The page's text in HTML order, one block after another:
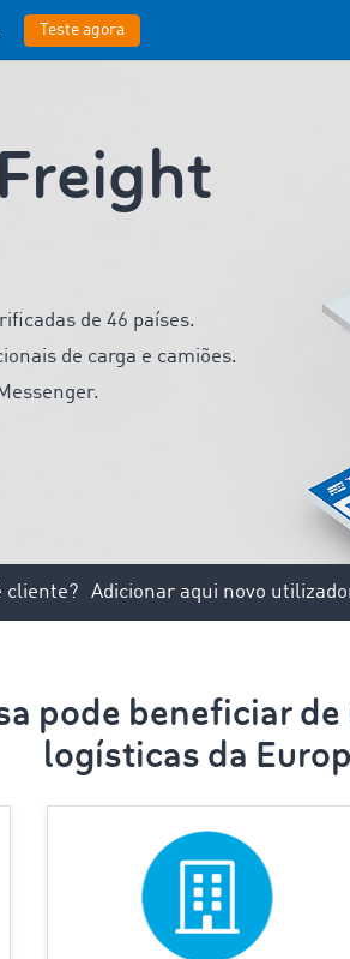
Teste agora
de 46 países.
de carga e camiões.
cliente? Adicionar aqui novo
pode beneficiar
logísticas da